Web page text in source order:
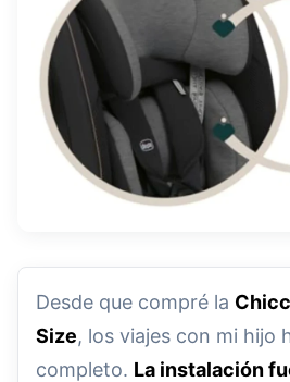
Desde que compré la
Size, los viajes con mi hijo
completo. La instalación